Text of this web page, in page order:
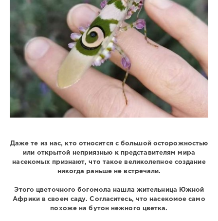
Даже те из нас, кто относится с большой осторожностью
или открытой неприязнью к представителям мира
насекомых признают, что такое великолепное создание
никогда раньше не встречали.
Этого цветочного богомола нашла жительница Южной
Африки в своем саду. Согласитесь, что насекомое само
похоже на бутон нежного цветка.